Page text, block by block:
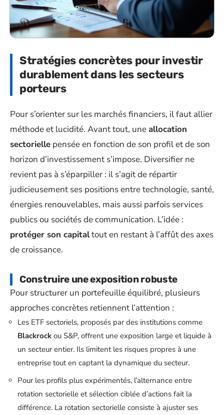
Stratégies concrètes pour investir
durablement dans les secteurs
porteurs
Pour s’orienter sur les marchés financiers, il faut allier
méthode et lucidité. Avant tout, uneallocation
sectorielle pensée en fonction de son profil et de son
horizon d’investissement s’impose. Diversifier ne
revient pas à s’éparpiller : il s’agit de répartir
judicieusement ses positions entre technologie, santé,
énergies renouvelables, mais aussi parfois services
publics ou sociétés de communication. L’idée :
protéger son capitaltout en restant à l’affût des axes
de croissance.
Construire une exposition robuste
Pour structurer un portefeuille équilibré, plusieurs
approches concrètes retiennent l’attention :
Les ETF sectoriels, proposés par des institutions comme
Blackrock ou S&P, offrent une exposition large et liquide à
un secteur entier. Ils limitent les risques propres à une
entreprise tout en captant la dynamique du secteur.
Pour les profils plus expérimentés, l’alternance entre
rotation sectorielle et sélection ciblée d’actions fait la
différence. La rotation sectorielle consiste à ajuster ses